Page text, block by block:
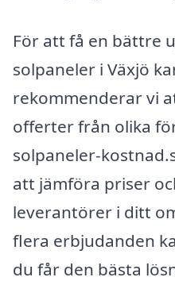
För att få en bättre
solpaneler i Växjö
rekommenderar vi
offerter från olika
solpaneler-
att jämföra priser
leverantörer i ditt
flera erbjudanden
du får den bästa